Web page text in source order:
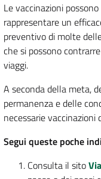
Le vaccinazioni possono
rappresentare un
preventivo di molte
che si possono
viaggi.
A seconda della meta,
permanenza e delle
necessarie vaccinazioni
Segui queste poche
Consulta il sito